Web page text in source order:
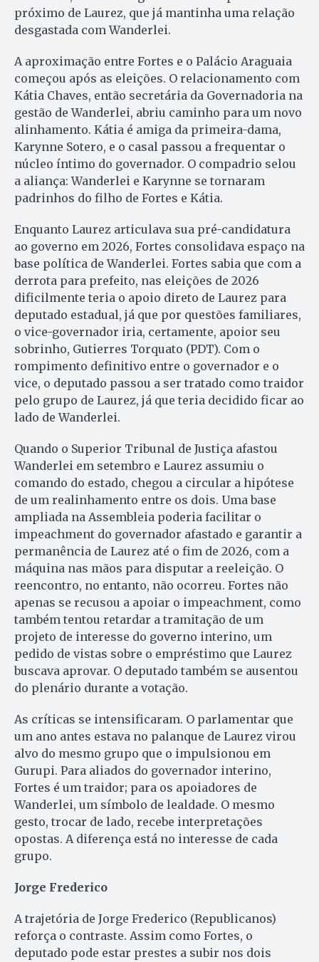
próximo de Laurez, que já mantinha uma relação
desgastada com Wanderlei.
A aproximação entre Fortes e o Palácio Araguaia
começou após as eleições. O relacionamento com
Kátia Chaves, então secretária da Governadoria na
gestão de Wanderlei, abriu caminho para um novo
alinhamento. Kátia é amiga da primeira-dama,
Karynne Sotero, e o casal passou a frequentar o
núcleo íntimo do governador. O compadrio selou
a aliança: Wanderlei e Karynne se tornaram
padrinhos do filho de Fortes e Kátia.
Enquanto Laurez articulava sua pré-candidatura
ao governo em 2026, Fortes consolidava espaço na
base política de Wanderlei. Fortes sabia que com a
derrota para prefeito, nas eleições de 2026
dificilmente teria o apoio direto de Laurez para
deputado estadual, já que por questões familiares,
o vice-governador iria, certamente, apoior seu
sobrinho, Gutierres Torquato (PDT). Com o
rompimento definitivo entre o governador e o
vice, o deputado passou a ser tratado como traidor
pelo grupo de Laurez, já que teria decidido ficar ao
lado de Wanderlei.
Quando o Superior Tribunal de Justiça afastou
Wanderlei em setembro e Laurez assumiu o
comando do estado, chegou a circular a hipótese
de um realinhamento entre os dois. Uma base
ampliada na Assembleia poderia facilitar o
impeachment do governador afastado e garantir a
permanência de Laurez até o fim de 2026, com a
máquina nas mãos para disputar a reeleição. O
reencontro, no entanto, não ocorreu. Fortes não
apenas se recusou a apoiar o impeachment, como
também tentou retardar a tramitação de um
projeto de interesse do governo interino, um
pedido de vistas sobre o empréstimo que Laurez
buscava aprovar. O deputado também se ausentou
do plenário durante a votação.
As críticas se intensificaram. O parlamentar que
um ano antes estava no palanque de Laurez virou
alvo do mesmo grupo que o impulsionou em
Gurupi. Para aliados do governador interino,
Fortes é um traidor; para os apoiadores de
Wanderlei, um símbolo de lealdade. O mesmo
gesto, trocar de lado, recebe interpretações
opostas. A diferença está no interesse de cada
grupo.
Jorge Frederico
A trajetória de Jorge Frederico (Republicanos)
reforça o contraste. Assim como Fortes, o
deputado pode estar prestes a subir nos dois